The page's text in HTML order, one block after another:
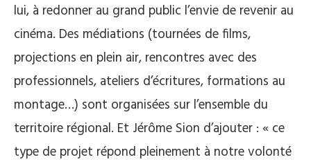
lui, à redonner au grand public l’envie de revenir au
cinéma. Des médiations (tournées de films,
projections en plein air, rencontres avec des
professionnels, ateliers d’écritures, formations au
montage…) sont organisées sur l’ensemble du
territoire régional. Et Jérôme Sion d’ajouter : « ce
type de projet répond pleinement à notre volonté